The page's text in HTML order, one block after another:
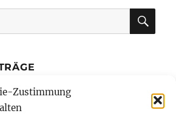
Zustimmung
mit Ratenzahlung bietet